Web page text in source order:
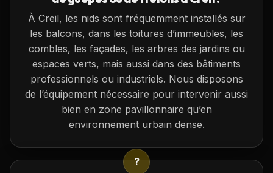
À Creil, les nids sont fréquemment installés sur
les balcons, dans les toitures d’immeubles, les
combles, les façades, les arbres des jardins ou
espaces verts, mais aussi dans des bâtiments
professionnels ou industriels. Nous disposons
de l’équipement nécessaire pour intervenir aussi
bien en zone pavillonnaire qu’en
environnement urbain dense.
?